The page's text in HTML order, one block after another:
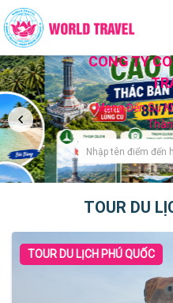
CÔNG TY
Mang Đến Sự
TOUR DU
TOUR DU LỊCH PHÚ QUỐC